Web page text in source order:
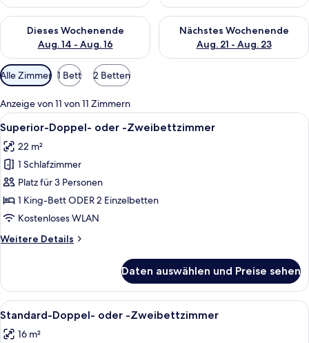
Dieses Wochenende
Aug. 14 - Aug. 16
Überprüfe die Verfügbarkeit für dieses Wochenende, Aug. 14
Nächstes Wochenende
Aug. 21 - Aug. 23
Überprüfe die Verfügbarkeit
Verfügbare
Filter
für
Zimmer
Alle Zimmer 1 Bett 2 Betten
Anzeige von 11 von 11 Zimmern
Alle
Fotos
für
Superior-
Doppel-
oder
-
anzeigen
Ein Hotelzimmer mit einem großen
18
Superior-Doppel- oder -Zweibettzimmer
22 m²
1 Schlafzimmer
Platz für 3 Personen
1 King-Bett ODER 2 Einzelbetten
Kostenloses WLAN
Weitere Details
Weitere
Doppel-
oder
-
Zweibettzimmer
Daten auswählen und Preise sehen
Alle
Fotos
für
Ein Hotelzimmer mit zwei Betten,
10
Standard-Doppel- oder -Zweibettzimmer
16 m²